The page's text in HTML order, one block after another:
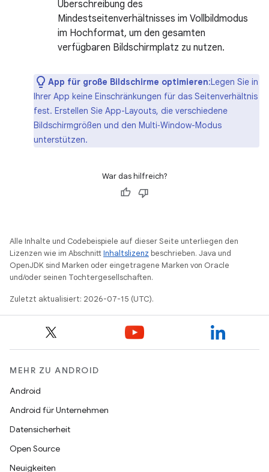
Überschreibung des
Mindestseitenverhältnisses im Vollbildmodus
im Hochformat, um den gesamten
verfügbaren Bildschirmplatz zu nutzen.
App für große Bildschirme optimieren:Legen Sie in
Ihrer App keine Einschränkungen für das Seitenverhältnis
fest. Erstellen Sie App-Layouts, die verschiedene
Bildschirmgrößen und den Multi‑Window-Modus
unterstützen.
War das hilfreich?
Alle Inhalte und Codebeispiele auf dieser Seite unterliegen den
Lizenzen wie im AbschnittInhaltslizenz beschrieben. Java und
OpenJDK sind Marken oder eingetragene Marken von Oracle
und/oder seinen Tochtergesellschaften.
Zuletzt aktualisiert: 2026-07-15 (UTC).
MEHR ZU ANDROID
Android
Android für Unternehmen
Datensicherheit
Open Source
Neuigkeiten